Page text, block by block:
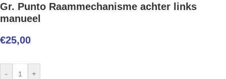
Gr. Punto Raammechanisme achter links
manueel
€25,00
- +